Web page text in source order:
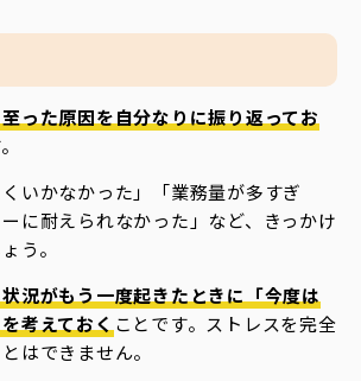
った原因を自分なりに振り返ってお
くいかなかった」「業務量が多すぎ
に耐えられなかった」など、きっかけ
う。
況がもう一度起きたときに「今度は
考えておくことです。ストレスを完全
はできません。